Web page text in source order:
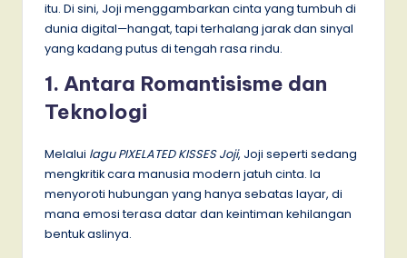
itu. Di sini, Joji menggambarkan cinta yang tumbuh di
dunia digital—hangat, tapi terhalang jarak dan sinyal
yang kadang putus di tengah rasa rindu.
1. Antara Romantisisme dan
Teknologi
Melalui lagu PIXELATED KISSES Joji, Joji seperti sedang
mengkritik cara manusia modern jatuh cinta. Ia
menyoroti hubungan yang hanya sebatas layar, di
mana emosi terasa datar dan keintiman kehilangan
bentuk aslinya.